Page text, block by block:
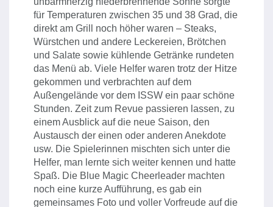
für Temperaturen zwischen 35 und 38 Grad, die
direkt am Grill noch höher waren – Steaks,
Würstchen und andere Leckereien, Brötchen
und Salate sowie kühlende Getränke rundeten
das Menü ab. Viele Helfer waren trotz der Hitze
gekommen und verbrachten auf dem
Außengelände vor dem ISSW ein paar schöne
Stunden. Zeit zum Revue passieren lassen, zu
einem Ausblick auf die neue Saison, den
Austausch der einen oder anderen Anekdote
usw. Die Spielerinnen mischten sich unter die
Helfer, man lernte sich weiter kennen und hatte
Spaß. Die Blue Magic Cheerleader machten
noch eine kurze Aufführung, es gab ein
gemeinsames Foto und voller Vorfreude auf die